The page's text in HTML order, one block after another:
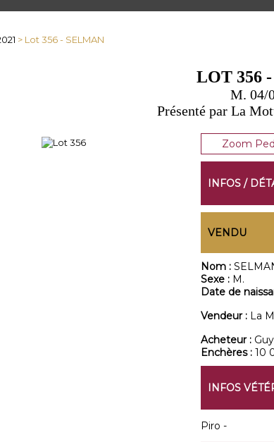
> Lot 356 - SELMAN
LOT 356
M. 04/
Présenté par La
Zoom
INFOS /
VENDU
Nom :
Sexe : M.
Date de
Vendeur : La
Acheteur :
Enchères : 10
INFOS
Piro -